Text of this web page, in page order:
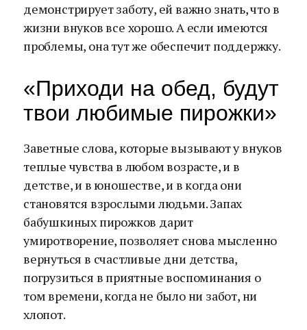
демонстрирует заботу, ей важно знать, что в
жизни внуков все хорошо. А если имеются
проблемы, она тут же обеспечит поддержку.
«Приходи на обед, будут
твои любимые пирожки»
Заветные слова, которые вызывают у внуков
теплые чувства в любом возрасте, и в
детстве, и в юношестве, и в когда они
становятся взрослыми людьми. Запах
бабушкиных пирожков дарит
умиротворение, позволяет снова мысленно
вернуться в счастливые дни детства,
погрузиться в приятные воспоминания о
том времени, когда не было ни забот, ни
хлопот.